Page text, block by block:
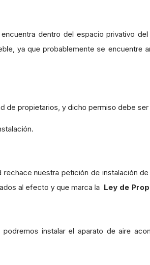
dentro del espacio privativo
ya que probablemente se encuentre
de propietarios, y dicho permiso debe
nuestra petición de instalación
al efecto y que marca la Ley de
instalar el aparato de aire